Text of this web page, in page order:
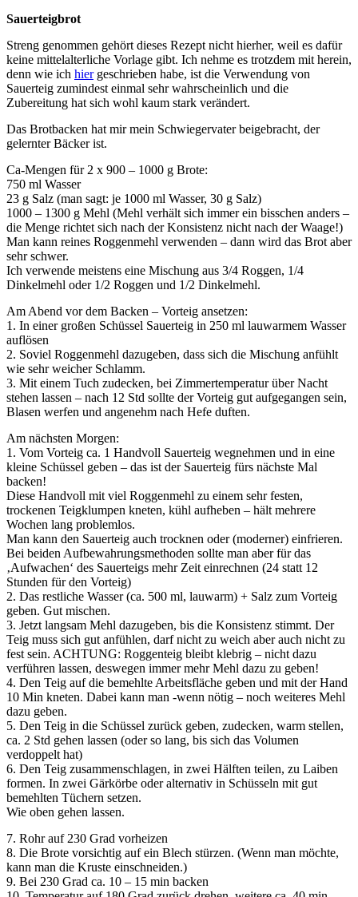
Sauerteigbrot
Streng genommen gehört dieses Rezept nicht hierher, weil es dafür
keine mittelalterliche Vorlage gibt. Ich nehme es trotzdem mit herein,
denn wie ich hiergeschrieben habe, ist die Verwendung von
Sauerteig zumindest einmal sehr wahrscheinlich und die
Zubereitung hat sich wohl kaum stark verändert.
Das Brotbacken hat mir mein Schwiegervater beigebracht, der
gelernter Bäcker ist.
Ca-Mengen für 2 x 900 – 1000 g Brote:
750 ml Wasser
23 g Salz (man sagt: je 1000 ml Wasser, 30 g Salz)
1000 – 1300 g Mehl (Mehl verhält sich immer ein bisschen anders –
die Menge richtet sich nach der Konsistenz nicht nach der Waage!)
Man kann reines Roggenmehl verwenden – dann wird das Brot aber
sehr schwer.
Ich verwende meistens eine Mischung aus 3/4 Roggen, 1/4
Dinkelmehl oder 1/2 Roggen und 1/2 Dinkelmehl.
Am Abend vor dem Backen – Vorteig ansetzen:
1. In einer großen Schüssel Sauerteig in 250 ml lauwarmem Wasser
auflösen
2. Soviel Roggenmehl dazugeben, dass sich die Mischung anfühlt
wie sehr weicher Schlamm.
3. Mit einem Tuch zudecken, bei Zimmertemperatur über Nacht
stehen lassen – nach 12 Std sollte der Vorteig gut aufgegangen sein,
Blasen werfen und angenehm nach Hefe duften.
Am nächsten Morgen:
1. Vom Vorteig ca. 1 Handvoll Sauerteig wegnehmen und in eine
kleine Schüssel geben – das ist der Sauerteig fürs nächste Mal
backen!
Diese Handvoll mit viel Roggenmehl zu einem sehr festen,
trockenen Teigklumpen kneten, kühl aufheben – hält mehrere
Wochen lang problemlos.
Man kann den Sauerteig auch trocknen oder (moderner) einfrieren.
Bei beiden Aufbewahrungsmethoden sollte man aber für das
‚Aufwachen‘ des Sauerteigs mehr Zeit einrechnen (24 statt 12
Stunden für den Vorteig)
2. Das restliche Wasser (ca. 500 ml, lauwarm) + Salz zum Vorteig
geben. Gut mischen.
3. Jetzt langsam Mehl dazugeben, bis die Konsistenz stimmt. Der
Teig muss sich gut anfühlen, darf nicht zu weich aber auch nicht zu
fest sein. ACHTUNG: Roggenteig bleibt klebrig – nicht dazu
verführen lassen, deswegen immer mehr Mehl dazu zu geben!
4. Den Teig auf die bemehlte Arbeitsfläche geben und mit der Hand
10 Min kneten. Dabei kann man -wenn nötig – noch weiteres Mehl
dazu geben.
5. Den Teig in die Schüssel zurück geben, zudecken, warm stellen,
ca. 2 Std gehen lassen (oder so lang, bis sich das Volumen
verdoppelt hat)
6. Den Teig zusammenschlagen, in zwei Hälften teilen, zu Laiben
formen. In zwei Gärkörbe oder alternativ in Schüsseln mit gut
bemehlten Tüchern setzen.
Wie oben gehen lassen.
7. Rohr auf 230 Grad vorheizen
8. Die Brote vorsichtig auf ein Blech stürzen. (Wenn man möchte,
kann man die Kruste einschneiden.)
9. Bei 230 Grad ca. 10 – 15 min backen